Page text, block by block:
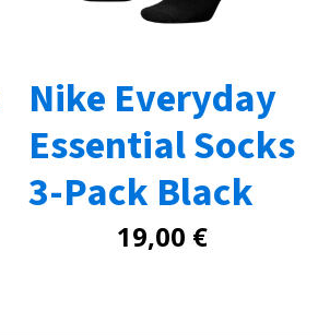
Nike Everyday
Essential Socks
3-Pack Black
19,00 €